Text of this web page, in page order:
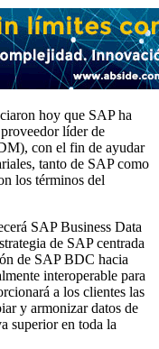
hoy que SAP ha
líder de
con el fin de ayudar
tanto de SAP como
los términos del
SAP Business Data
de SAP centrada
de SAP BDC hacia
interoperable para
a los clientes las
y armonizar datos de
superior en toda la